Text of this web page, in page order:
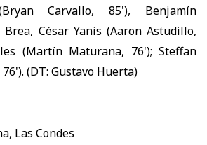
Carvallo, 85'), Benjamín
Brea, César Yanis (Aaron Astudillo,
(Martín Maturana, 76'); Steffan
(DT: Gustavo Huerta)
Las Condes